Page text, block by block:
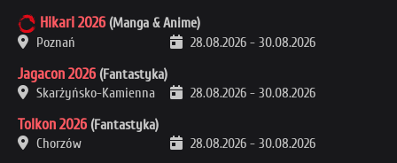
Hikari 2026 (Manga & Anime)
Poznań
28.08.2026 - 30.08.2026
Jagacon 2026 (Fantastyka)
Skarżyńsko-Kamienna
28.08.2026 - 30.08.2026
Tolkon 2026 (Fantastyka)
Chorzów
28.08.2026 - 30.08.2026